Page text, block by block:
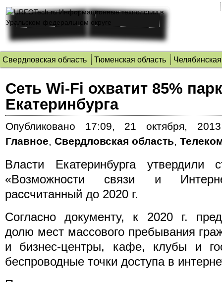
Свердловская область Тюменская область
Сеть Wi-Fi охватит 85%
Екатеринбурга
Опубликовано
17:09, 21 октября,
Главное, Свердловская область,
Власти Екатеринбурга утвердили
«Возможности связи и
рассчитанный до 2020 г.
Согласно документу, к 2020 г.
долю мест массового пребывания
и бизнес-центры, кафе, клубы и
беспроводные точки доступа в